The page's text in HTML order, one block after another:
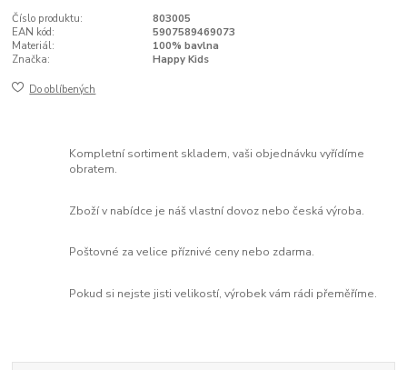
Číslo produktu:
803005
EAN kód:
5907589469073
Materiál:
100% bavlna
Značka:
Happy Kids
Do oblíbených
Kompletní sortiment skladem, vaši objednávku vyřídíme
obratem.
Zboží v nabídce je náš vlastní dovoz nebo česká výroba.
Poštovné za velice příznivé ceny nebo zdarma.
Pokud si nejste jisti velikostí, výrobek vám rádi přeměříme.